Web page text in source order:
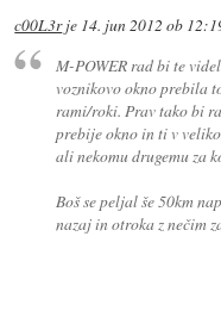
c00L3rje 14. jun 2012 ob
M-POWER rad bi te
voznikovo okno prebila
rami/roki. Prav tako bi
prebije okno in ti v
ali nekomu drugemu za
Boš se peljal še 50km
nazaj in otroka z nečim